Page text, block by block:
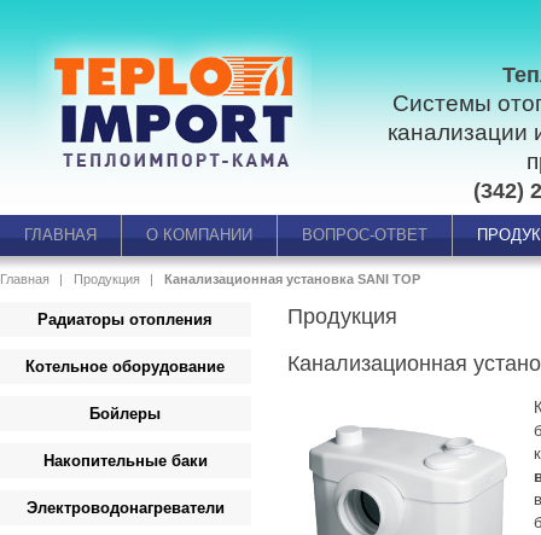
Системы
канализации
(342)
ГЛАВНАЯ О КОМПАНИИ ВОПРОС-ОТВЕТ
Главная Продукция Канализационная установка SANI TOP
Продукция
Канализационная
Радиаторы отопления
Котельное оборудование
Бойлеры
Накопительные баки
Электроводонагреватели